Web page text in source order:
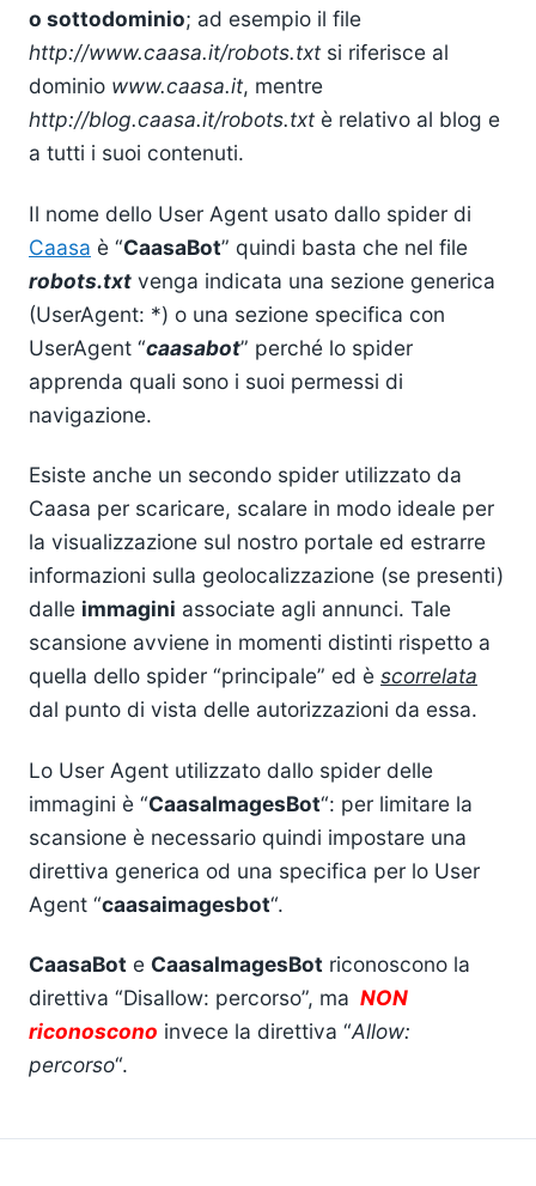
o sottodominio; ad esempio il file
http://www.caasa.it/robots.txt si riferisce al
dominio www.caasa.it, mentre
http://blog.caasa.it/robots.txt è relativo al blog e
a tutti i suoi contenuti.
Il nome dello User Agent usato dallo spider di
Caasa è “CaasaBot” quindi basta che nel file
robots.txt venga indicata una sezione generica
(UserAgent: *) o una sezione specifica con
UserAgent “caasabot” perché lo spider
apprenda quali sono i suoi permessi di
navigazione.
Esiste anche un secondo spider utilizzato da
Caasa per scaricare, scalare in modo ideale per
la visualizzazione sul nostro portale ed estrarre
informazioni sulla geolocalizzazione (se presenti)
dalle immagini associate agli annunci. Tale
scansione avviene in momenti distinti rispetto a
quella dello spider “principale” ed è scorrelata
dal punto di vista delle autorizzazioni da essa.
Lo User Agent utilizzato dallo spider delle
immagini è “CaasaImagesBot“: per limitare la
scansione è necessario quindi impostare una
direttiva generica od una specifica per lo User
Agent “caasaimagesbot“.
CaasaBot e CaasaImagesBot riconoscono la
direttiva “Disallow: percorso”, ma NON
riconoscono invece la direttiva “Allow:
percorso“.